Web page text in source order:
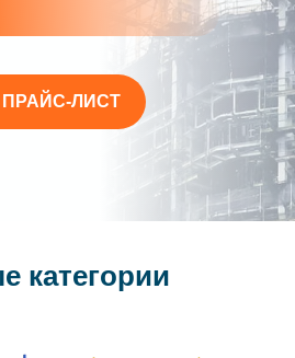
ЛИСТ
категории